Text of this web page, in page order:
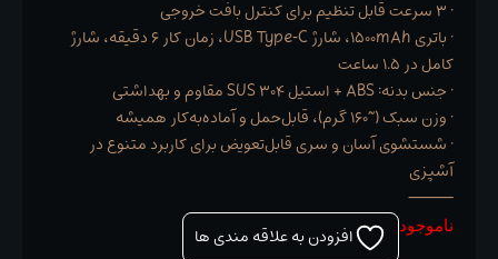
• ۳ سرعت قابل تنظیم برای کنترل بافت خروجی
• باتری ۱۵۰۰mAh، شارژ USB Type‑C، زمان کار ۶ دقیقه، شارژ
کامل در ۱.۵ ساعت
• جنس بدنه: ABS + استیل SUS 304 مقاوم و بهداشتی
• وزن سبک (~۱۶۰ گرم)، قابل‌حمل و آماده‌به‌کار همیشه
• شستشوی آسان و سری قابل‌تعویض برای کاربرد متنوع در
آشپزی
⸻
ناموجود افزودن به علاقه مندی ها